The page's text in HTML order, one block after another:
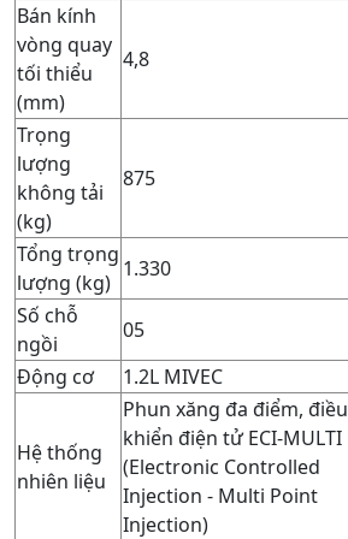
Bán kính
vòng quay
tối thiểu
(mm)
4,8
Trọng
lượng
không tải
(kg)
875
Tổng trọng
lượng (kg)
1.330
Số chỗ
ngồi
05
Động cơ
1.2L MIVEC
Hệ thống
nhiên liệu
Phun xăng đa điểm, điều
khiển điện tử ECI-MULTI
(Electronic Controlled
Injection - Multi Point
Injection)